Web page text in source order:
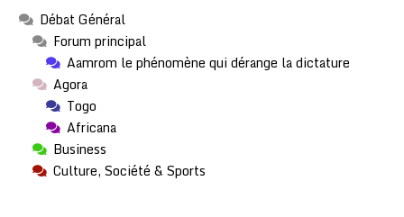
Débat Général
Forum principal
Aamrom le phénomène qui dérange la dictature
Agora
Togo
Africana
Business
Culture, Société & Sports